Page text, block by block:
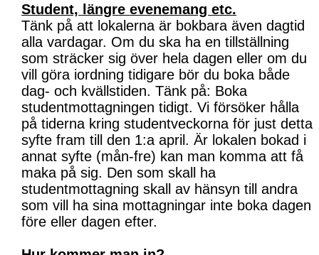
Student, längre evenemang etc.
Tänk på att lokalerna är bokbara även dagtid
alla vardagar. Om du ska ha en tillställning
som sträcker sig över hela dagen eller om du
vill göra iordning tidigare bör du boka både
dag- och kvällstiden. Tänk på: Boka
studentmottagningen tidigt. Vi försöker hålla
på tiderna kring studentveckorna för just detta
syfte fram till den 1:a april. Är lokalen bokad i
annat syfte (mån-fre) kan man komma att få
maka på sig. Den som skall ha
studentmottagning skall av hänsyn till andra
som vill ha sina mottagningar inte boka dagen
före eller dagen efter.